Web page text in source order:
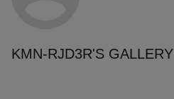
KMN-RJD3R'S GALLERY